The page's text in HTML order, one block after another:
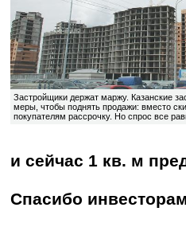
Застройщики держат маржу. Казанские
меры, чтобы поднять продажи: вместо
покупателям рассрочку. Но спрос все
и сейчас 1 кв. м
Спасибо инвесторам